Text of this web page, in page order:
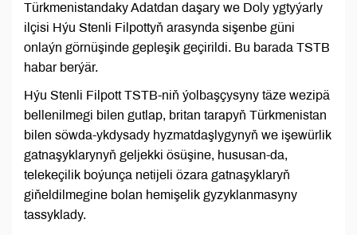
Türkmenistandaky Adatdan daşary we Doly ygtyýarly
ilçisi Hýu Stenli Filpottyň arasynda sişenbe güni
onlaýn görnüşinde gepleşik geçirildi. Bu barada TSTB
habar berýär.
Hýu Stenli Filpott TSTB-niň ýolbaşçysyny täze wezipä
bellenilmegi bilen gutlap, britan tarapyň Türkmenistan
bilen söwda-ykdysady hyzmatdaşlygynyň we işewürlik
gatnaşyklarynyň geljekki ösüşine, hususan-da,
telekeçilik boýunça netijeli özara gatnaşyklaryň
giňeldilmegine bolan hemişelik gyzyklanmasyny
tassyklady.